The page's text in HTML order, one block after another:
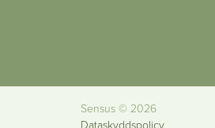
Sensus © 2026